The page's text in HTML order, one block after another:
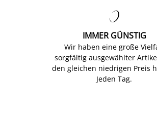

IMMER GÜNSTIG
Wir haben eine große
sorgfältig ausgewählter
den gleichen niedrigen Preis
Jeden Tag.